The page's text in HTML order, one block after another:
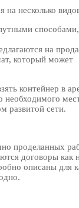
на несколько
на
который может
контейнер в
необходимого
развитой сети.
проделанных
договоры как
описаны для